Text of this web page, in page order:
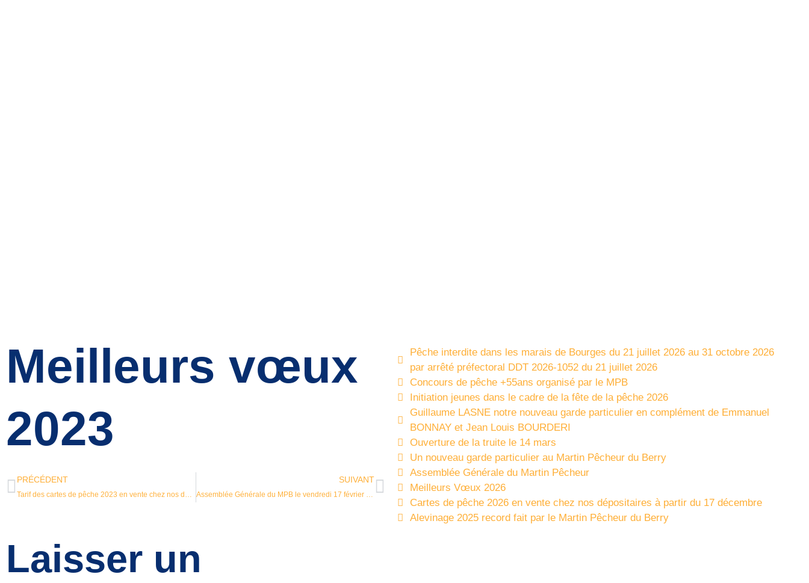
Meilleurs vœux
2023
PRÉCÉDENT
Tarif des cartes de pêche 2023 en vente chez nos dépositaires exclusifs
SUIVANT
Assemblée Générale du MPB le vendredi 17 février 2023
Laisser un
Pêche interdite dans les marais de Bourges du 21 juillet 2026 au 31 octobre 2026
par arrêté préfectoral DDT 2026-1052 du 21 juillet 2026
Concours de pêche +55ans organisé par le MPB
Initiation jeunes dans le cadre de la fête de la pêche 2026
Guillaume LASNE notre nouveau garde particulier en complément de Emmanuel
BONNAY et Jean Louis BOURDERI
Ouverture de la truite le 14 mars
Un nouveau garde particulier au Martin Pêcheur du Berry
Assemblée Générale du Martin Pêcheur
Meilleurs Vœux 2026
Cartes de pêche 2026 en vente chez nos dépositaires à partir du 17 décembre
Alevinage 2025 record fait par le Martin Pêcheur du Berry